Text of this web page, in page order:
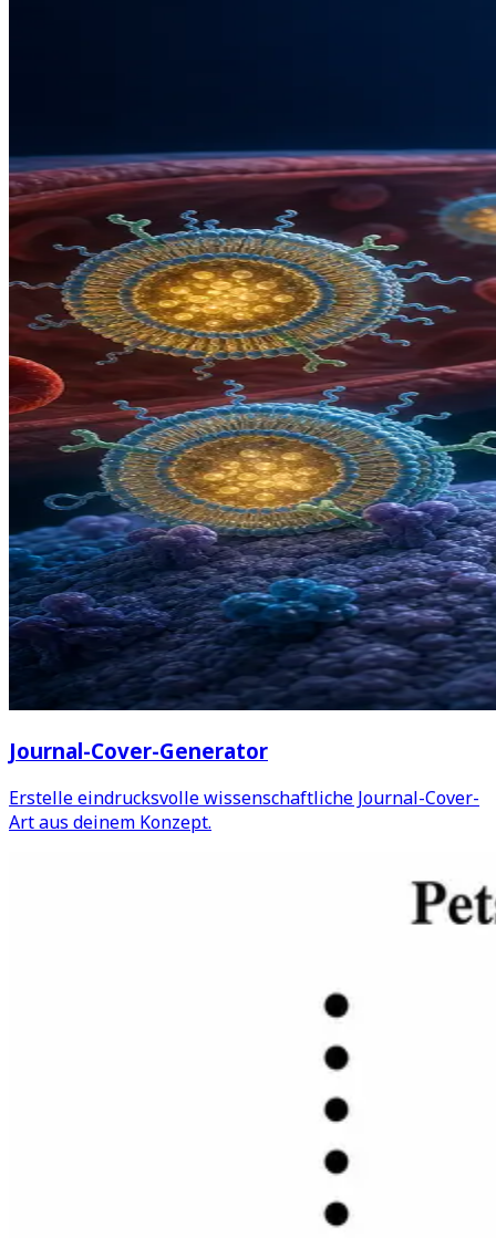
Journal-Cover-Generator
Erstelle eindrucksvolle wissenschaftliche Journal-Cover-
Art aus deinem Konzept.